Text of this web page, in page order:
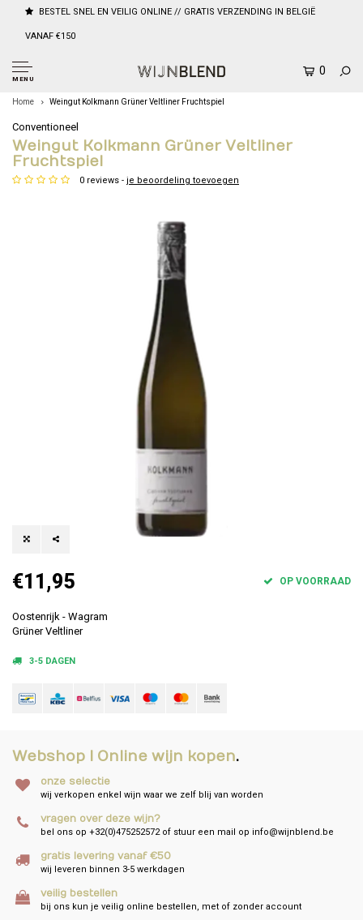
BESTEL SNEL EN VEILIG ONLINE // GRATIS VERZENDING IN BELGIË
VANAF €150
MENU
0
Home Weingut Kolkmann Grüner Veltliner Fruchtspiel
Conventioneel
Weingut Kolkmann Grüner Veltliner
Fruchtspiel
0 reviews - je beoordeling toevoegen
€11,95 OP VOORRAAD
Oostenrijk - Wagram
Grüner Veltliner
3-5 DAGEN
Webshop I Online wijn kopen.
onze selectie
wij verkopen enkel wijn waar we zelf blij van worden
vragen over deze wijn?
bel ons op +32(0)475252572 of stuur een mail op info@wijnblend.be
gratis levering vanaf €50
wij leveren binnen 3-5 werkdagen
veilig bestellen
bij ons kun je veilig online bestellen, met of zonder account